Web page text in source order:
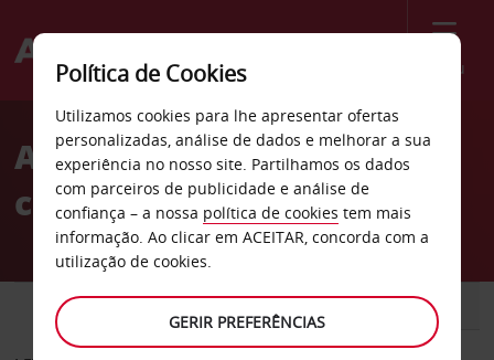
Menu
Welcome
AvisAluguer de
carros Morristown
CARRO COMERCIAIS
Política de Cookies
Utilizamos cookies para lhe apresentar ofertas
personalizadas, análise de dados e melhorar a sua
experiência no nosso site. Partilhamos os dados
com parceiros de publicidade e análise de
confiança – a nossa política de cookies tem mais
informação. Ao clicar em ACEITAR, concorda com a
utilização de cookies.
GERIR PREFERÊNCIAS